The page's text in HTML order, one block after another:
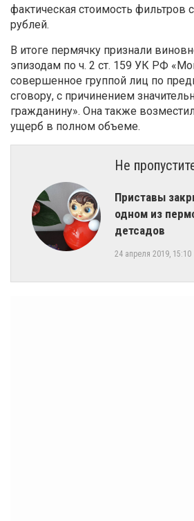
фактическая стоимость фильтров
рублей.
В итоге пермячку признали
эпизодам по ч. 2 ст. 159 УК РФ
совершенное группой лиц по
сговору, с причинением
гражданину». Она также
ущерб в полном объеме.
Не
​Приставы
одном из
детсадов
24 апреля 2019, 15:10